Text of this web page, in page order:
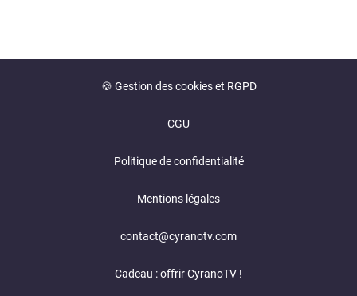
🍪 Gestion des cookies et RGPD
CGU
Politique de confidentialité
Mentions légales
contact@cyranotv.com
Cadeau : offrir CyranoTV !